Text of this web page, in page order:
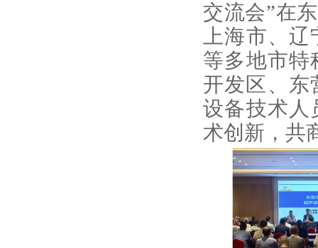
交流会”在
上海市、
等多地市特
开发区、东
设备技术人
术创新，共